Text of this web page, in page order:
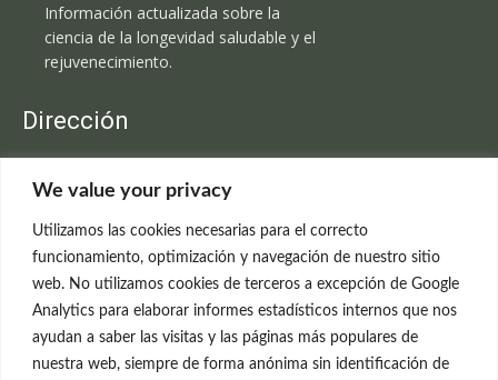
We value your privacy
Utilizamos las cookies necesarias para el correcto
funcionamiento, optimización y navegación de nuestro sitio
web. No utilizamos cookies de terceros a excepción de Google
Analytics para elaborar informes estadísticos internos que nos
ayudan a saber las visitas y las páginas más populares de
nuestra web, siempre de forma anónima sin identificación de
Información actualizada sobre la
ciencia de la longevidad saludable y el
rejuvenecimiento.
Dirección
C/Claudio Coello, 19 - 1º
699 595 619
rejuvenecimiento@clinicaneleva.com
Información Legal